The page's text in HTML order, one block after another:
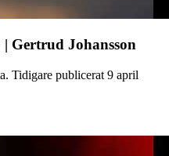
Gertrud Johansson
Tidigare publicerat 9 april